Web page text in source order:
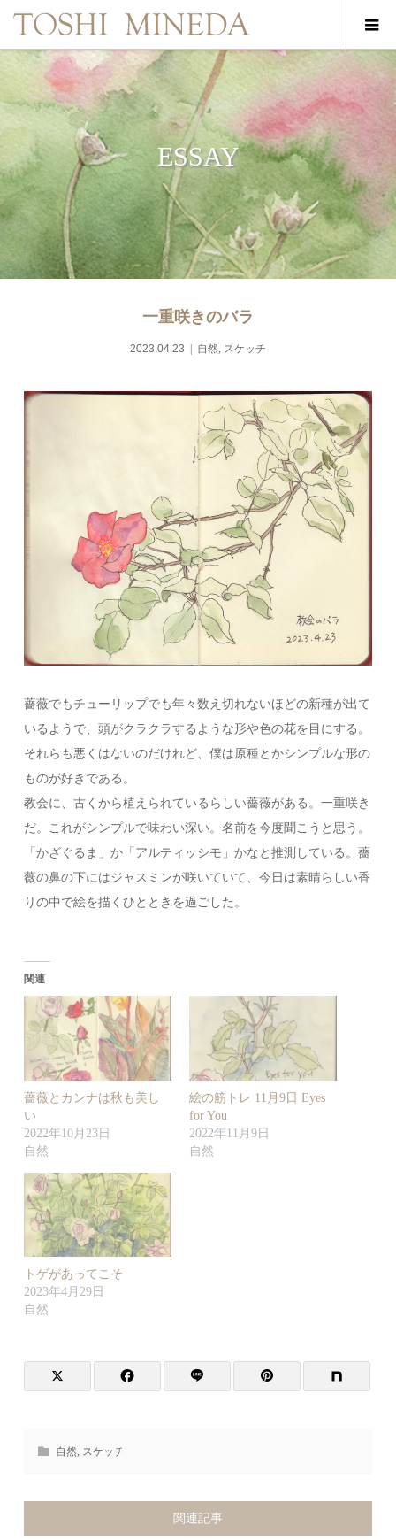
ESSAY
一重咲きのバラ
2023.04.23 自然, スケッチ
薔薇でもチューリップでも年々数え切れないほどの新種が出て
いるようで、頭がクラクラするような形や色の花を目にする。
それらも悪くはないのだけれど、僕は原種とかシンプルな形の
ものが好きである。
教会に、古くから植えられているらしい薔薇がある。一重咲き
だ。これがシンプルで味わい深い。名前を今度聞こうと思う。
「かざぐるま」か「アルティッシモ」かなと推測している。薔
薇の鼻の下にはジャスミンが咲いていて、今日は素晴らしい香
りの中で絵を描くひとときを過ごした。
関連
薔薇とカンナは秋も美し
い
2022年10月23日
自然
絵の筋トレ 11月9日 Eyes
for You
2022年11月9日
自然
トゲがあってこそ
2023年4月29日
自然
自然 スケッチ
関連記事